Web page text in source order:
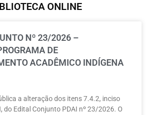
ONLINE
Nº 23/2026 –
DE
ACADÊMICO INDÍGENA
a alteração dos itens 7.4.2, inciso
do Edital Conjunto PDAI nº 23/2026. O